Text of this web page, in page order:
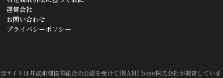
運営会社
お問い合わせ
プライバシーポリシー
当サイトは井波彫刻協同組合の公認を受けてINAMI base株式会社が運営していま